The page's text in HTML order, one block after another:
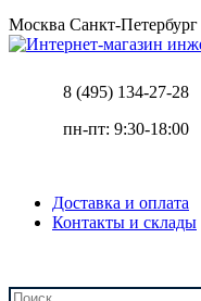
Москва Санкт-Петербург
8 (495) 134-27-28
пн-пт: 9:30-18:00
Доставка и оплата
Контакты и склады